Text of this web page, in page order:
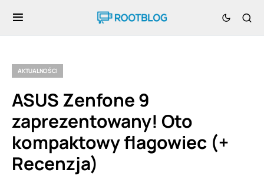
AKTUALNOŚCI
ASUS Zenfone 9
zaprezentowany! Oto
kompaktowy flagowiec (+
Recenzja)